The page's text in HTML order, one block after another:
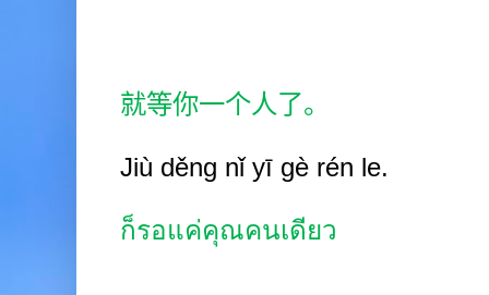
就等你一个人了。
Jiù děng nǐ yī gè rén le.
ก็รอแค่คุณคนเดียว